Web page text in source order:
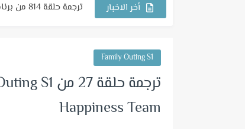
أخر الاخبار
ترجمة حلقة 814 من برنامج الرجل الجاري
ترجمة حلقة 811 من برنامج الرجل الجاري
ترجمة حلقة 810 من برنامج الرجل الجاري
Family Outing S1
Happiness Team